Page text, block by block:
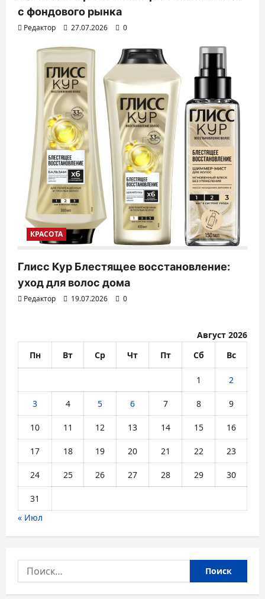
с фондового рынка
Редактор 27.07.2026 0
КРАСОТА
Глисс Кур Блестящее восстановление:
уход для волос дома
Редактор 19.07.2026 0
Август 2026
Пн
Вт Ср Чт Пт Сб Вс
1 2
3 4 5 6 7 8 9
10 11 12 13 14 15 16
17 18 19 20 21 22 23
24 25 26 27 28 29 30
31
« Июл
Найти: